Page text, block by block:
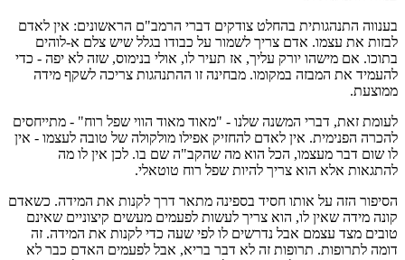
בענווה התנהגותית בהחלט צודקים דברי הרמב"ם הראשונים: אין לאדם
לבזות את עצמו. אדם צריך לשמור על כבודו בגלל שיש צלם א-לוהים
בתוכו. אם מישהו יורק עליך, אז תעיר לו, אולי בנימוס, שזה לא יפה - כדי
להעמיד את המבזה במקומו. מבחינה זו ההתנהגות צריכה לשקף מידה
ממוצעת.
לעומת זאת, דברי המשנה שלנו - "מאוד מאוד הווי שפל רוח" - מתייחסים
להכרה הפנימית. אין לאדם להחזיק אפילו מולקולה של טובה לעצמו - אין
לו שום דבר מעצמו, הכל הוא מה שהקב"ה שם בו. לכן אין לו מה
להתגאות אלא הוא צריך להיות שפל רוח טוטאלי.
הסיפור הזה על אותו חסיד בספינה מתאר דרך לקנות את המידה. כשאדם
קונה מידה שאין לו, הוא צריך לעשות לפעמים מעשים קיצוניים שאינם
טובים מצד עצמם אבל נדרשים לו לפי שעה כדי לקנות את המידה. זה
דומה לתרופות. תרופות זה לא דבר בריא, אבל לפעמים האדם כבר לא